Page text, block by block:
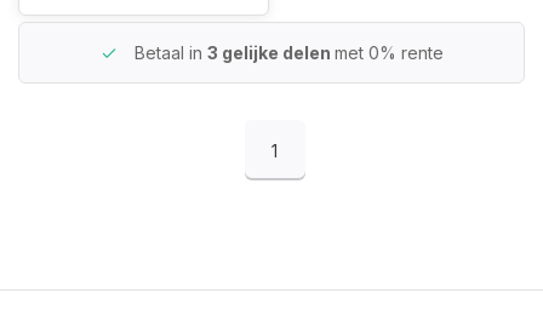
Betaal in 3 gelijke delen met 0% rente
1